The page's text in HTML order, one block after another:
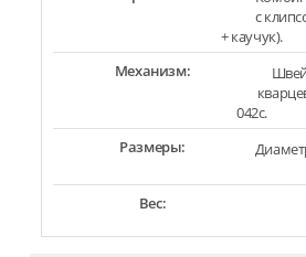
с
+ каучук).
Механизм:
042c.
Размеры:
Вес: